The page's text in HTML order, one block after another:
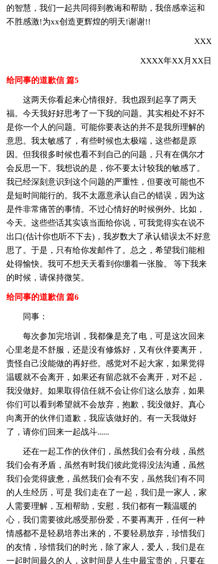
的智慧，我们一起共同得到教诲和帮助，我倍感幸运和
不胜感激!为xx创造更辉煌的明天!谢谢!!
XXX
XXXX年XX月XX日
给同事的道歉信 篇5
这两天你看起来心情很好。我也跟到起享了两天
福。今天我好好思考了一下我的问题。其实相处不好不
是你一个人的问题。可能你要表达的并不是我所理解的
意思。我太敏感了，有些时候也太极端，这些都是原
因。但我很多时候也看不到自己的问题，只有在偶尔才
会反思一下。我想说的是，你不要太计较我的敏感了。
我已经深刻意识到这个问题的严重性，但要改可能也不
是短时间能行的。我不太愿意承认自己的错误，因为这
是件非常痛苦的事情。不过心情好的时候例外。比如，
今天。这些些话其实该当面给你说，可我觉得实在说不
出口(估计你也听不下去)，我岁数大了承认错误太不好意
思了。于是，只有给你发邮件了。总之，希望我们能相
处得愉快。我可不想天天看到你绷着一张脸。 等下我来
的时候，请保持微笑。
给同事的道歉信 篇6
同事：
每次参加完培训，我都像是充了电，可是这次回来
心里老是不舒服，还是没有修炼好，又有伙伴要离开，
责怪自己没能做的再好些。感觉对不起大家，如果觉得
温暖就不会离开，如果还有留恋就不会离开，对不起，
我没做好。如果取得信任就不会让你们这么放弃，如果
你们可以看到希望就不会放弃，抱歉，我没做好。真心
向离开的伙伴们道歉，我应该做好的。有一天我做好
了，请你们回来一起战斗......
还在一起工作的伙伴们，虽然我们会有分歧，虽然
我们会有矛盾，虽然有时我们彼此觉得没法沟通，虽然
我们会觉得疲惫，虽然我们会有不安，虽然我们有不同
的人生经历，可是 我们走在了一起，我们是一家人，家
人需要理解，互相帮助，安慰，我们都有一颗温暖的
心，我们需要彼此感受那份爱，不要再离开，任何一种
情感都不是轻易培养出来的，不要轻易放弃，珍惜我们
的友情，珍惜我们的时光，除了家人，爱人，我们是在
一起时间最久的人，这时间是人生中最宝贵的，只要在